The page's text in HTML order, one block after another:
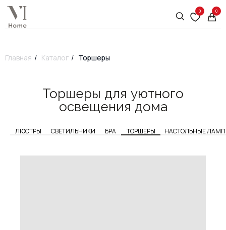
0 0
Главная / Каталог / Торшеры
Торшеры для уютного
освещения дома
ЛЮСТРЫ СВЕТИЛЬНИКИ БРА ТОРШЕРЫ НАСТОЛЬНЫЕ